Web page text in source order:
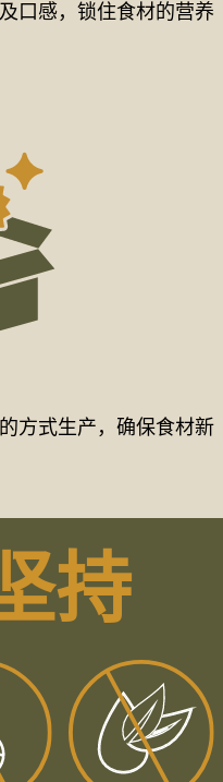
口感，锁住食材的营养
方式生产，确保食材新
持